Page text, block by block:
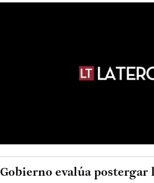
Gobierno evalúa postergar